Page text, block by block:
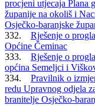
procjeni utjecaja Plana
županije na okoliš i
Osječko-baranjske
332. Rješenje o
Općine Čeminac
333. Rješenje o
općina Semeljci i
334. Pravilnik o
redu Upravnog odjela
branitelje Osječko-